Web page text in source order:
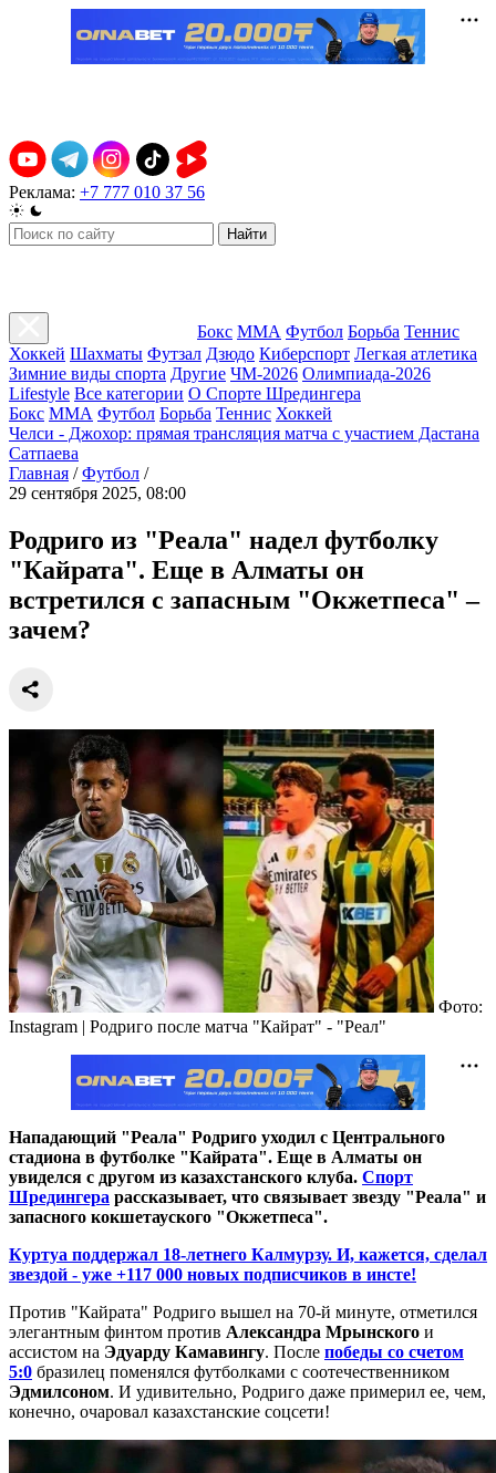
Реклама: +7 777 010 37 56
Найти
Бокс ММА Футбол Борьба Теннис
Хоккей Шахматы Футзал Дзюдо Киберспорт Легкая атлетика
Зимние виды спорта Другие ЧМ-2026 Олимпиада-2026
Lifestyle Все категории О Спорте Шредингера
Бокс ММА Футбол Борьба Теннис Хоккей
Челси - Джохор: прямая трансляция матча с участием Дастана
Сатпаева
Главная / Футбол /
29 сентября 2025, 08:00
Родриго из "Реала" надел футболку
"Кайрата". Еще в Алматы он
встретился с запасным "Окжетпеса" –
зачем?
Фото:
Instagram | Родриго после матча "Кайрат" - "Реал"
Нападающий "Реала" Родриго уходил с Центрального
стадиона в футболке "Кайрата". Еще в Алматы он
увиделся с другом из казахстанского клуба. Спорт
Шредингера рассказывает, что связывает звезду "Реала" и
запасного кокшетауского "Окжетпеса".
Куртуа поддержал 18-летнего Калмурзу. И, кажется, сделал
звездой - уже +117 000 новых подписчиков в инсте!
Против "Кайрата" Родриго вышел на 70-й минуте, отметился
элегантным финтом против Александра Мрынского и
ассистом на Эдуарду Камавингу. После победы со счетом
5:0 бразилец поменялся футболками с соотечественником
Эдмилсоном. И удивительно, Родриго даже примерил ее, чем,
конечно, очаровал казахстанские соцсети!